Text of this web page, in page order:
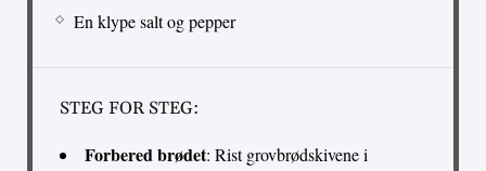
En klype salt og pepper
STEG FOR STEG:
Forbered brødet: Rist grovbrødskivene i